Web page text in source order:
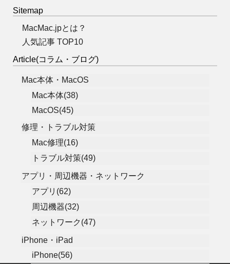
Sitemap
MacMac.jpとは？
人気記事 TOP10
Article(コラム・ブログ)
Mac本体・MacOS
Mac本体(38)
MacOS(45)
修理・トラブル対策
Mac修理(16)
トラブル対策(49)
アプリ・周辺機器・ネットワーク
アプリ(62)
周辺機器(32)
ネットワーク(47)
iPhone・iPad
iPhone(56)